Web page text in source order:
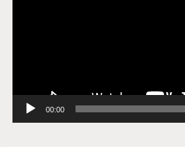
00:00